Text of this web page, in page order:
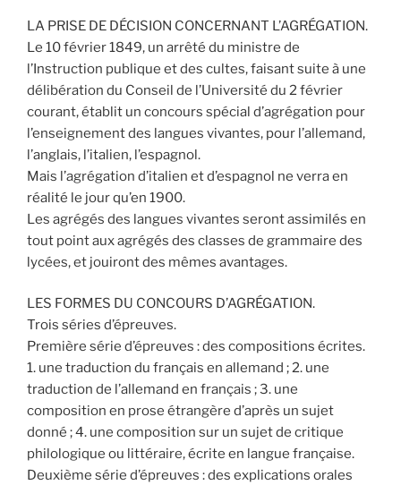
LA PRISE DE DÉCISION CONCERNANT L’AGRÉGATION.
Le 10 février 1849, un arrêté du ministre de
l’Instruction publique et des cultes, faisant suite à une
délibération du Conseil de l’Université du 2 février
courant, établit un concours spécial d’agrégation pour
l’enseignement des langues vivantes, pour l’allemand,
l’anglais, l’italien, l’espagnol.
Mais l’agrégation d’italien et d’espagnol ne verra en
réalité le jour qu’en 1900.
Les agrégés des langues vivantes seront assimilés en
tout point aux agrégés des classes de grammaire des
lycées, et jouiront des mêmes avantages.
LES FORMES DU CONCOURS D’AGRÉGATION.
Trois séries d’épreuves.
Première série d’épreuves : des compositions écrites.
1. une traduction du français en allemand ; 2. une
traduction de l’allemand en français ; 3. une
composition en prose étrangère d’après un sujet
donné ; 4. une composition sur un sujet de critique
philologique ou littéraire, écrite en langue française.
Deuxième série d’épreuves : des explications orales